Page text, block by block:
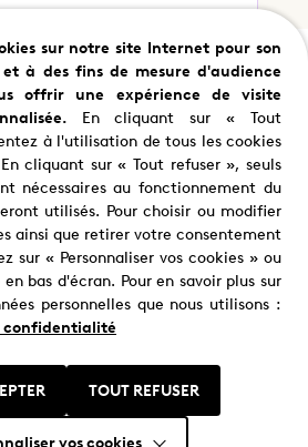
Lionnel Astier
Angelo Battala
trouver
sur notre site Internet pour son
à des fins de mesure d'audience
offrir une expérience de visite
En cliquant sur « Tout
à l'utilisation de tous les cookies
cliquant sur « Tout refuser », seuls
nécessaires au fonctionnement du
utilisés. Pour choisir ou modifier
ainsi que retirer votre consentement
sur « Personnaliser vos cookies » ou
bas d'écran. Pour en savoir plus sur
personnelles que nous utilisons :
confidentialité
TOUT REFUSER
vos cookies